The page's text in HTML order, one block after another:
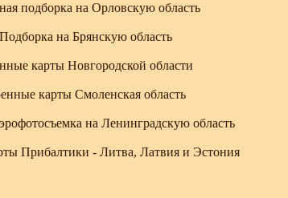
подборка на Орловскую область
Подборка на Брянскую область
карты Новгородской области
карты Смоленская область
на Ленинградскую область
Прибалтики - Литва, Латвия и Эстония